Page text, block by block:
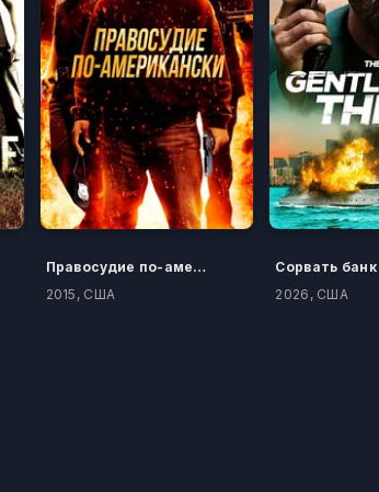
Правосудие по-американски
2015, США
2026, США